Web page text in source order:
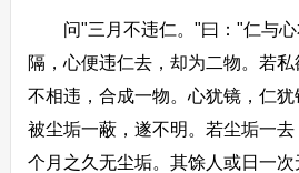
问"三月不违仁。"曰："仁与心
隔，心便违仁去，却为二物。若
不相违，合成一物。心犹镜，仁犹
被尘垢一蔽，遂不明。若尘垢一
个月之久无尘垢。其馀人或日一次